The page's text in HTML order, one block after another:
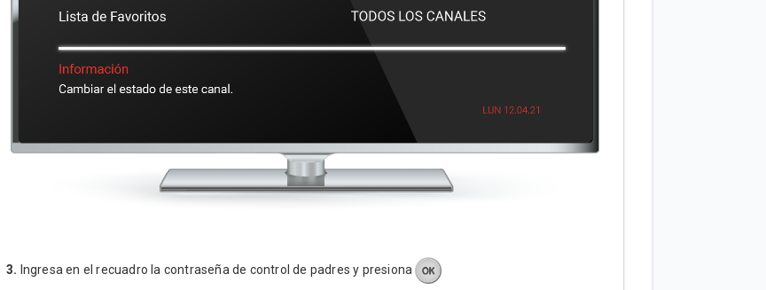
3. Ingresa en el recuadro la contraseña de control de padres y presiona